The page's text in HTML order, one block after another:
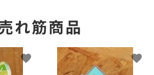
れ筋商品
favorite favorite